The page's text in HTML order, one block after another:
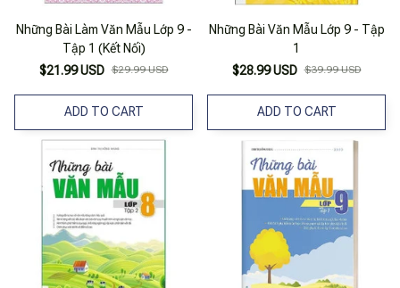
Những Bài Làm Văn Mẫu Lớp 9 -
Tập 1 (Kết Nối)
$21.99 USD $29.99 USD
ADD TO CART
Những Bài Văn Mẫu Lớp 9 - Tập
1
$28.99 USD $39.99 USD
ADD TO CART